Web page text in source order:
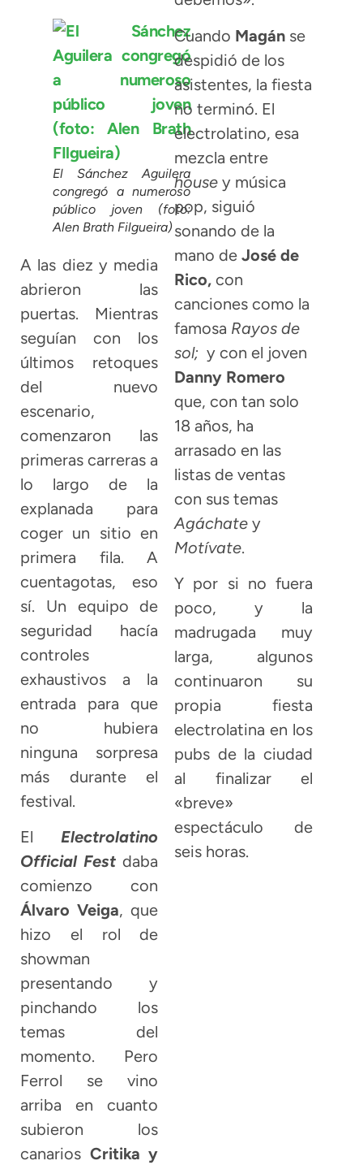
El Sánchez Aguilera
congregó a numeroso
público joven (foto:
Alen Brath Filgueira)
A las diez y media
abrieron las
puertas. Mientras
seguían con los
últimos retoques
del nuevo
escenario,
comenzaron las
primeras carreras a
lo largo de la
explanada para
coger un sitio en
primera fila. A
cuentagotas, eso
sí. Un equipo de
seguridad hacía
controles
exhaustivos a la
entrada para que
no hubiera
ninguna sorpresa
más durante el
festival.
ElElectrolatino
Official Fest daba
comienzo con
Álvaro Veiga, que
hizo el rol de
showman
presentando y
pinchando los
temas del
momento. Pero
Ferrol se vino
arriba en cuanto
subieron los
canarios Critika y
Cuando Magán se
despidió de los
asistentes, la fiesta
no terminó. El
electrolatino, esa
mezcla entre
house y música
pop, siguió
sonando de la
mano deJosé de
Rico, con
canciones como la
famosa Rayos de
sol; y con el joven
Danny Romero
que, con tan solo
18 años, ha
arrasado en las
listas de ventas
con sus temas
Agáchate y
Motívate.
Y por si no fuera
poco, y la
madrugada muy
larga, algunos
continuaron su
propia fiesta
electrolatina en los
pubs de la ciudad
al finalizar el
«breve»
espectáculo de
seis horas.